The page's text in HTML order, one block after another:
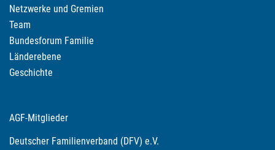
Netzwerke und Gremien
Team
Bundesforum Familie
Länderebene
Geschichte
AGF-Mitglieder
Deutscher Familienverband (DFV) e.V.